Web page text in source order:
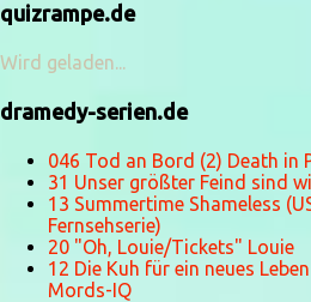
quizrampe.de
Wird geladen...
dramedy-serien.de
046 Tod an Bord (2) Death in
31 Unser größter Feind sind
13 Summertime Shameless
Fernsehserie)
20 "Oh, Louie/Tickets" Louie
12 Die Kuh für ein neues
Mords-IQ